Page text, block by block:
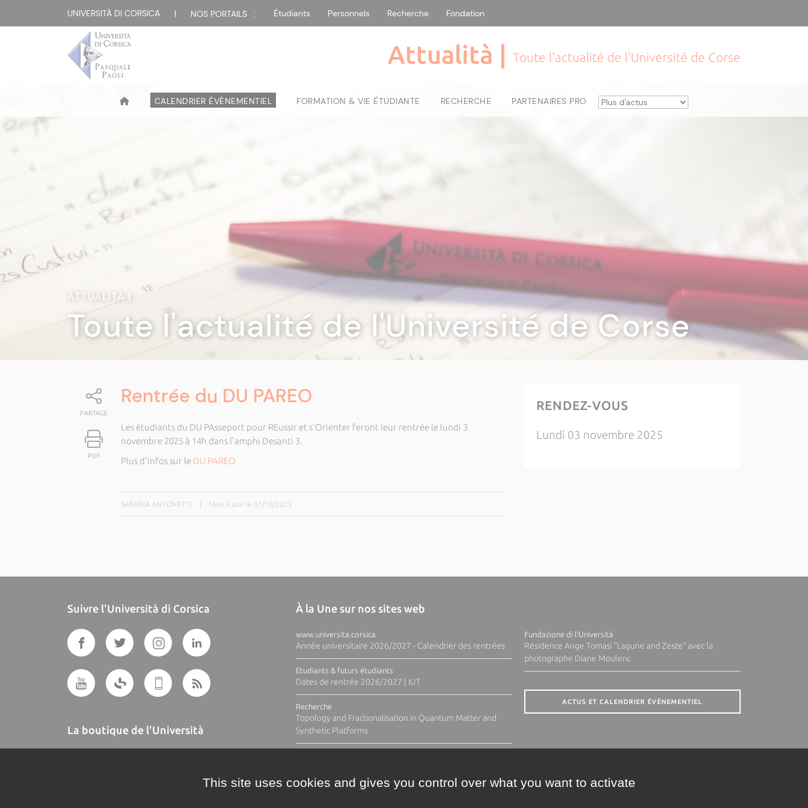
UNIVERSITÀ DI CORSICA | NOS PORTAILS : Étudiants Personnels Recherche Fondation
Attualità | Toute l'actualité de l'Université de Corse
CALENDRIER ÉVÈNEMENTIEL FORMATION & VIE ÉTUDIANTE RECHERCHE PARTENAIRES PRO
ATTUALITÀ|
Toute l'actualité de l'Université de Corse
PARTAGE
PDF
Rentrée du DU PAREO
Les étudiants du DU PAsseport pour REussir et s'Orienter feront leur rentrée le lundi 3
novembre 2025 à 14h dans l'amphi Desanti 3.
Plus d'infos sur leDU PAREO
SABRINA ANTONETTI Mise à jour le 01/10/2025
RENDEZ-VOUS
Lundi 03 novembre 2025
Suivre l'Università di Corsica
La boutique de l'Università
À la Une sur nos sites web
www.universita.corsica
Année universitaire 2026/2027 - Calendrier des rentrées
Etudiants & futurs étudiants
Dates de rentrée 2026/2027 | IUT
Recherche
Topology and Fractionalisation in Quantum Matter and
Synthetic Platforms
Fundazione di l'Università
Résidence Ange Tomasi "Lagune and Zeste" avec la
photographe Diane Moulenc
ACTUS ET CALENDRIER ÉVÈNEMENTIEL
This site uses cookies and gives you control over what you want to activate